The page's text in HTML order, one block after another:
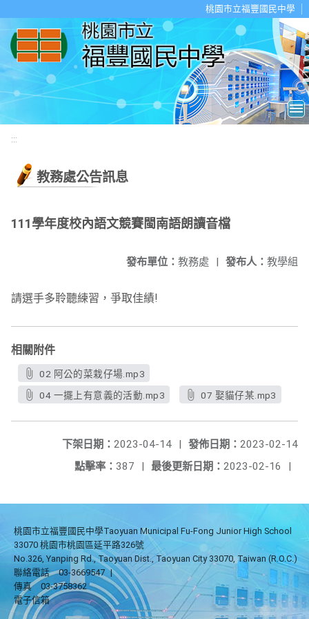
桃園市立福豐國民中學
:::
教務處公告訊息
111學年度校內語文競賽閩南語朗讀音檔
發布人： 教學組
發布單位： 教務處 |
請選手多聆聽練習，爭取佳績!
相關附件
02 阿公的菜栽仔場.mp3
04 一擺上有意義的活動.mp3
07 娶貓仔某.mp3
發佈日期： 2023-02-14
下架日期： 2023-04-14
|
最後更新日期： 2023-02-16 |
點擊率： 387 |
桃園市立福豐國民中學Taoyuan Municipal Fu-Fong Junior High School
33070 桃園市桃園區延平路326號
No.326, Yanping Rd., Taoyuan Dist., Taoyuan City 33070, Taiwan (R.O.C.)
聯絡電話
03-3669547 |
傳真
03-3758362
電子信箱